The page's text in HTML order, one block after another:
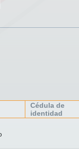
Cédula de
identidad